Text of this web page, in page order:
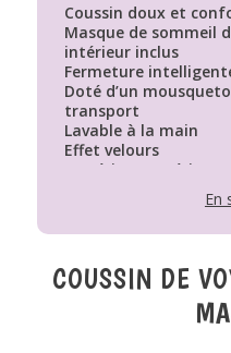
Coussin doux et
Masque de sommeil
intérieur inclus
Fermeture
Doté d’un
transport
Lavable à la main
Effet velours
Matériau : extérieur
En
COUSSIN DE